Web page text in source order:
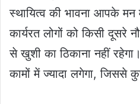
स्थायित्व की भावना आपके मन
कार्यरत लोगों को किसी
से खुशी का ठिकाना नहीं
कामों में ज्यादा लगेगा, जिससे